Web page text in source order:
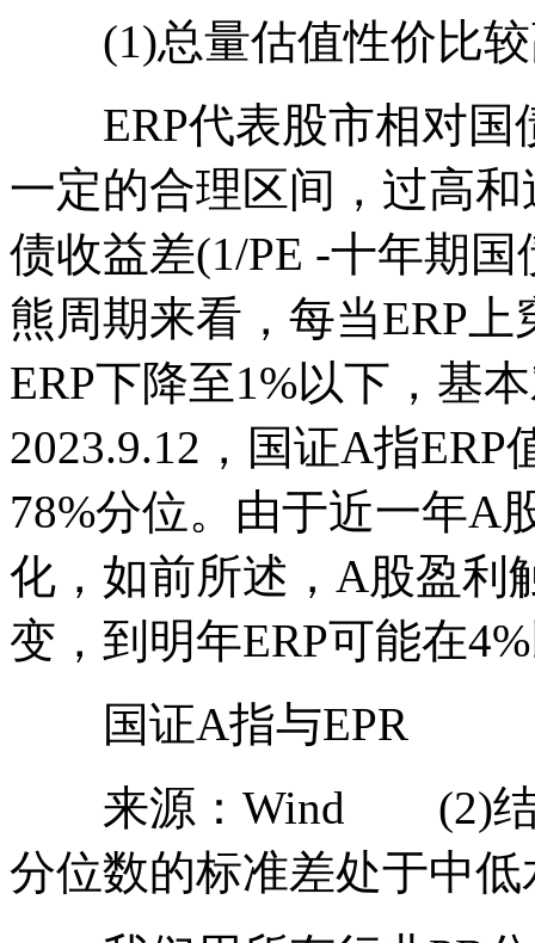
(1)总量估值性价比较
ERP代表股市相对国
一定的合理区间，过高
债收益差(1/PE -十年期
熊周期来看，每当ERP
ERP下降至1%以下，基
2023.9.12，国证A指
78%分位。由于近一年A
化，如前所述，A股盈利
变，到明年ERP可能在
国证A指与EPR
来源：Wind (2)结构
分位数的标准差处于中低